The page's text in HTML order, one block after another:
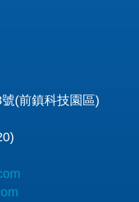
(前鎮科技園區)